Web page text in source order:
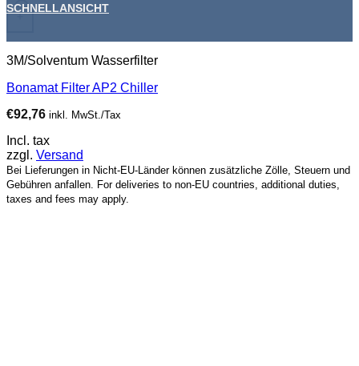
+
SCHNELLANSICHT
3M/Solventum Wasserfilter
Bonamat Filter AP2 Chiller
€92,76 inkl. MwSt./Tax
Incl. tax
zzgl. Versand
Bei Lieferungen in Nicht-EU-Länder können zusätzliche Zölle, Steuern und
Gebühren anfallen. For deliveries to non-EU countries, additional duties,
taxes and fees may apply.